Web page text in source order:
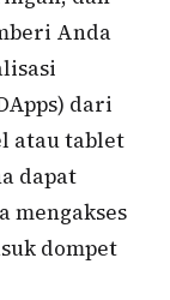
Anda
dari
atau tablet
dapat
mengakses
dompet